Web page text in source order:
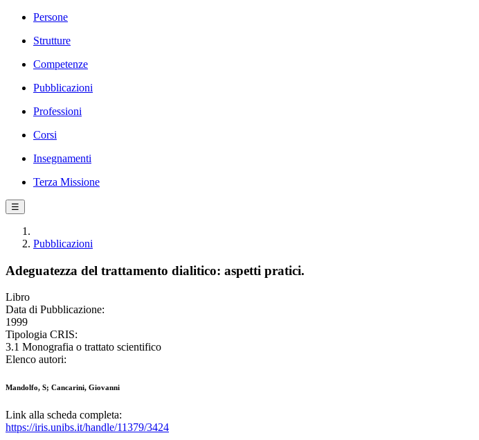
Persone
Strutture
Competenze
Pubblicazioni
Professioni
Corsi
Insegnamenti
Terza Missione
☰
Pubblicazioni
Adeguatezza del trattamento dialitico: aspetti pratici.
Libro
Data di Pubblicazione:
1999
Tipologia CRIS:
3.1 Monografia o trattato scientifico
Elenco autori:
Mandolfo, S; Cancarini, Giovanni
Link alla scheda completa:
https://iris.unibs.it/handle/11379/3424